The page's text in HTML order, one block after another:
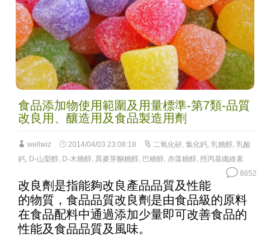
食品添加物使用範圍及用量標準-第7類-品質
改良用、釀造用及食品製造用劑
wellwiz 2014/04/03 23:08:18 二氧化矽 氯化鈣, 乳糖醇, 乳酸
鈣, D-山梨醇, D-木糖醇, 異麥芽酮糖醇, 巴糖醇, 赤藻糖醇, 羥丙基纖維素
8652
改良劑是指能夠改良產品品質及性能
的物質，食品品質改良劑是由食品級的原料
在食品配料中通過添加少量即可改善食品的
性能及食品品質及風味。